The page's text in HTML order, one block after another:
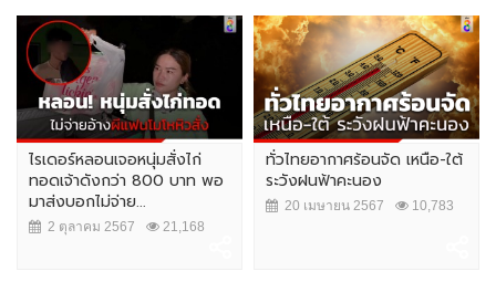
ไรเดอร์หลอนเจอหนุ่มสั่งไก่
ทอดเจ้าดังกว่า 800 บาท พอ
มาส่งบอกไม่จ่าย...
2 ตุลาคม 2567 21,168
ทั่วไทยอากาศร้อนจัด เหนือ-ใต้
ระวังฝนฟ้าคะนอง
20 เมษายน 2567 10,783